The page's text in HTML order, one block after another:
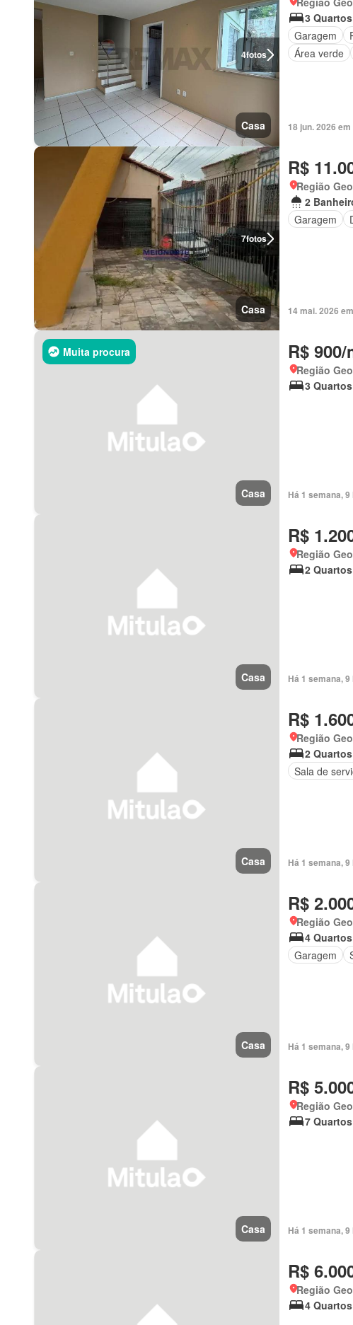
4fotos
Casa
3 Quartos
Garagem
Área verde
18 jun. 2026
7fotos
Casa
R$
Região
2
Garagem
14 mai. 2026
Muita procura
Casa
R$ 900/
Região
3 Quartos
Há 1 semana,
Casa
R$
Região
2 Quartos
Há 1 semana,
Casa
R$
Região
2 Quartos
Sala de
Há 1 semana,
Casa
R$
Região
4 Quartos
Garagem
Há 1 semana,
Casa
R$
Região
7 Quartos
Há 1 semana,
R$
Região
4 Quartos